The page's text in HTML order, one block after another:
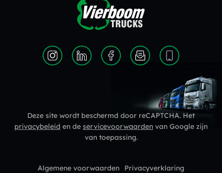
Deze site wordt beschermd door reCAPTCHA. Het
privacybeleid en de servicevoorwaarden van Google zijn
van toepassing.
Algemene voorwaarden Privacyverklaring